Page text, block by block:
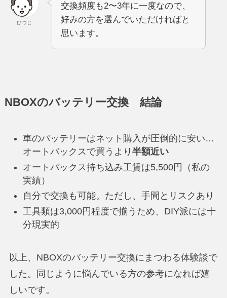
ひつじ
交換頻度も2〜3年に一度なので、
好みの方を選んでいただければと
思います。
NBOXのバッテリー交換 結論
車のバッテリーはネット購入が圧倒的に安い…
オートバックスで買うより 半額近い
オートバックス持ち込み工賃は5,500円（私の
実績）
自分で交換も可能。ただし、手間とリスクあり
工具類は3,000円程度で揃うため、DIY派には十
分現実的
以上、NBOXのバッテリー交換にまつわる体験談で
した。同じように悩んでいる方の参考になれば嬉
しいです。